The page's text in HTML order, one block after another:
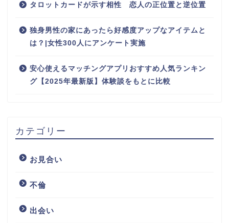
タロットカードが示す相性 恋人の正位置と逆位置
独身男性の家にあったら好感度アップなアイテムと
は？|女性300人にアンケート実施
安心使えるマッチングアプリおすすめ人気ランキン
グ【2025年最新版】体験談をもとに比較
カテゴリー
お見合い
不倫
出会い